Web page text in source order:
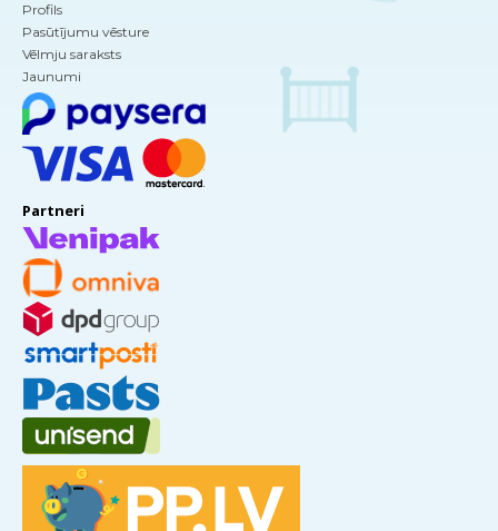
Profils
Pasūtījumu vēsture
Vēlmju saraksts
Jaunumi
Partneri